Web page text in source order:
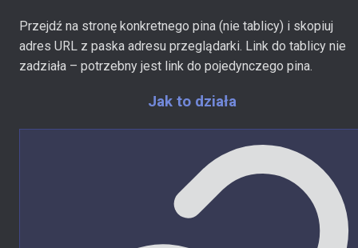
Przejdź na stronę konkretnego pina (nie tablicy) i skopiuj
adres URL z paska adresu przeglądarki. Link do tablicy nie
zadziała – potrzebny jest link do pojedynczego pina.
Jak to działa